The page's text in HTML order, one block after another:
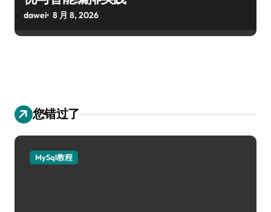
dawei 8 月 8, 2026
您错过了
MySql教程